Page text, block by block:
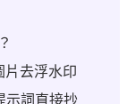
去浮水印
示詞直接抄